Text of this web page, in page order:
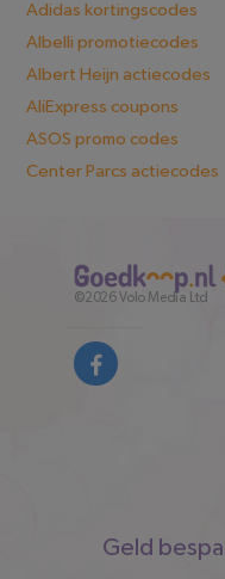
Adidas kortingscodes
Albelli promotiecodes
Albert Heijn actiecodes
AliExpress coupons
ASOS promo codes
Center Parcs actiecodes
©2026 Volo Media Ltd
Geld